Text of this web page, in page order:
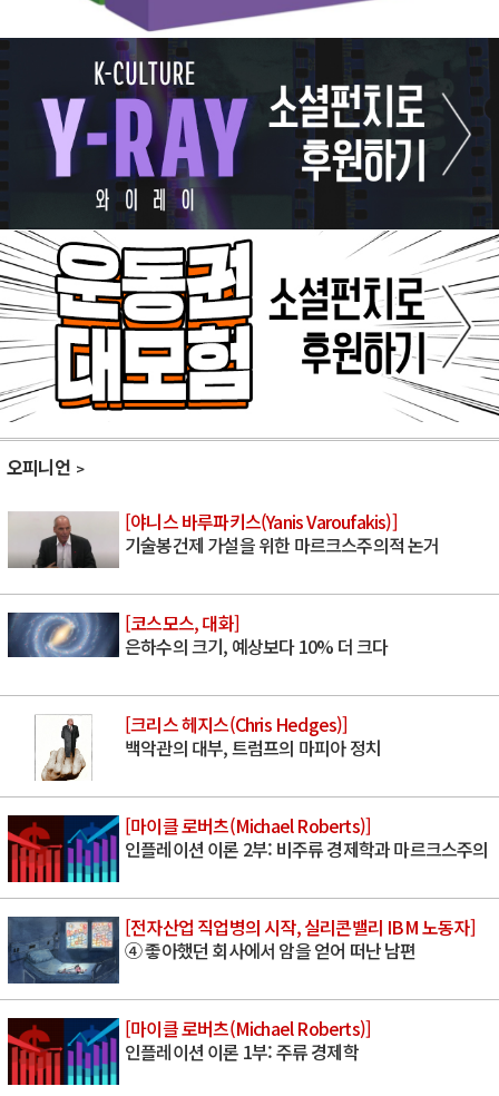
오피니언
[야니스 바루파키스(Yanis Varoufakis)]
기술봉건제 가설을 위한 마르크스주의적 논거
[코스모스, 대화]
은하수의 크기, 예상보다 10% 더 크다
[크리스 헤지스(Chris Hedges)]
백악관의 대부, 트럼프의 마피아 정치
[마이클 로버츠(Michael Roberts)]
인플레이션 이론 2부: 비주류 경제학과 마르크스주의
[전자산업 직업병의 시작, 실리콘밸리 IBM 노동자]
④ 좋아했던 회사에서 암을 얻어 떠난 남편
[마이클 로버츠(Michael Roberts)]
인플레이션 이론 1부: 주류 경제학